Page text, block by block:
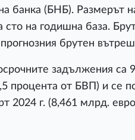
банка (БНБ). Размерът
сто на годишна база.
брутен
задължения са
процента от БВП) и се
2024 г. (8,461 млрд.